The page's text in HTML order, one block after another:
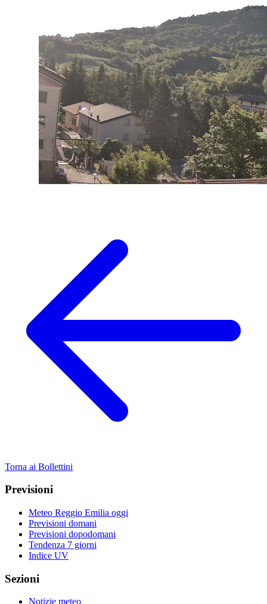
Torna ai Bollettini
Previsioni
Meteo Reggio Emilia oggi
Previsioni domani
Previsioni dopodomani
Tendenza 7 giorni
Indice UV
Sezioni
Notizie meteo